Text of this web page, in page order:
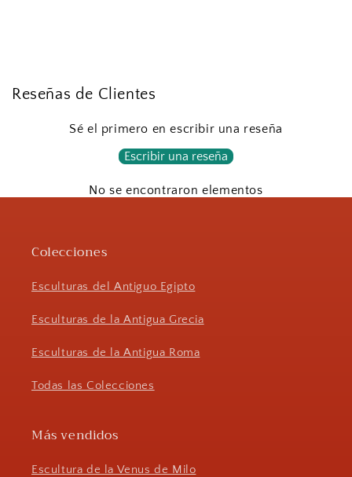
Reseñas de Clientes
Sé el primero en escribir una reseña
Escribir una reseña
No se encontraron elementos
Colecciones
Esculturas del Antiguo Egipto
Esculturas de la Antigua Grecia
Esculturas de la Antigua Roma
Todas las Colecciones
Más vendidos
Escultura de la Venus de Milo